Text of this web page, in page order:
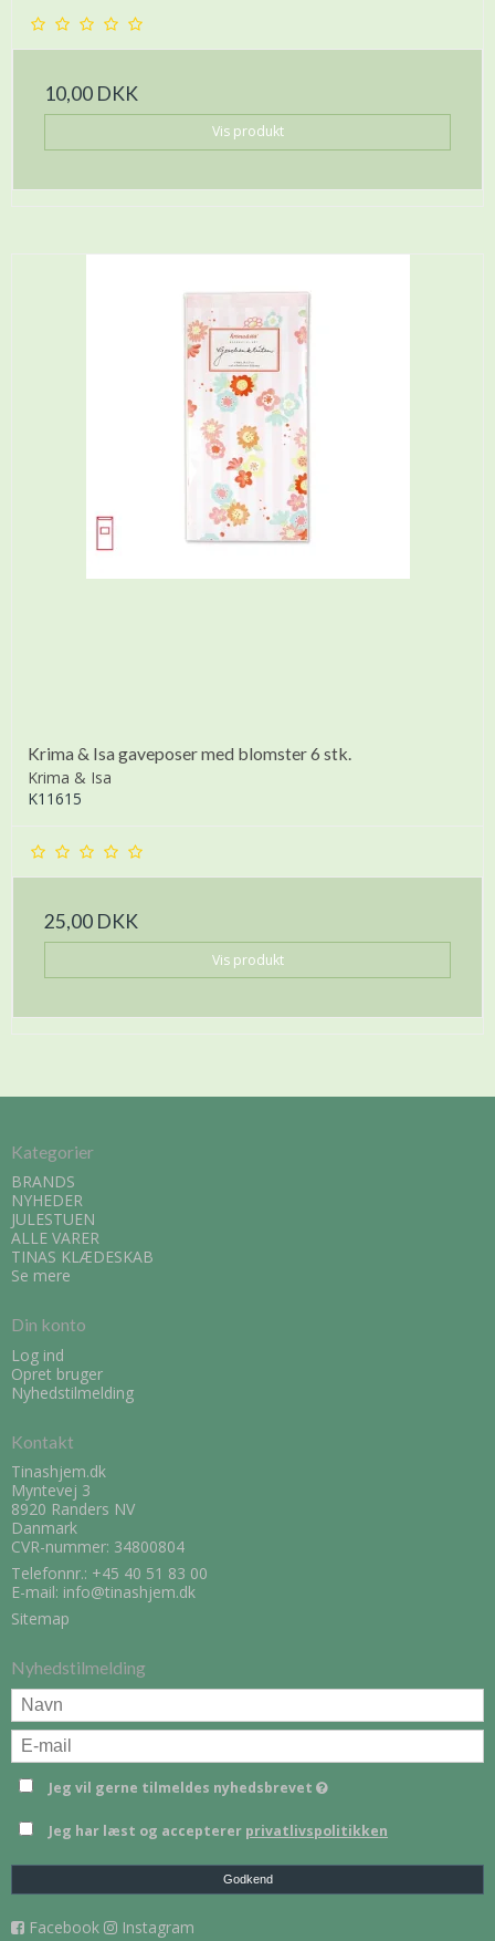
10,00 DKK
Vis produkt
Krima & Isa gaveposer med blomster 6 stk.
Krima & Isa
K11615
25,00 DKK
Vis produkt
Kategorier
BRANDS
NYHEDER
JULESTUEN
ALLE VARER
TINAS KLÆDESKAB
Se mere
Din konto
Log ind
Opret bruger
Nyhedstilmelding
Kontakt
Tinashjem.dk
Myntevej 3
8920 Randers NV
Danmark
CVR-nummer: 34800804
Telefonnr.: +45 40 51 83 00
E-mail: info@tinashjem.dk
Sitemap
Nyhedstilmelding
Jeg vil gerne tilmeldes nyhedsbrevet
Jeg har læst og accepterer privatlivspolitikken
Godkend
Facebook Instagram